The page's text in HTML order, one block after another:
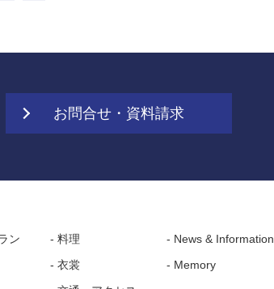
お問合せ・資料請求
ン
- 料理
- 衣裳
- News & Information
- Memory